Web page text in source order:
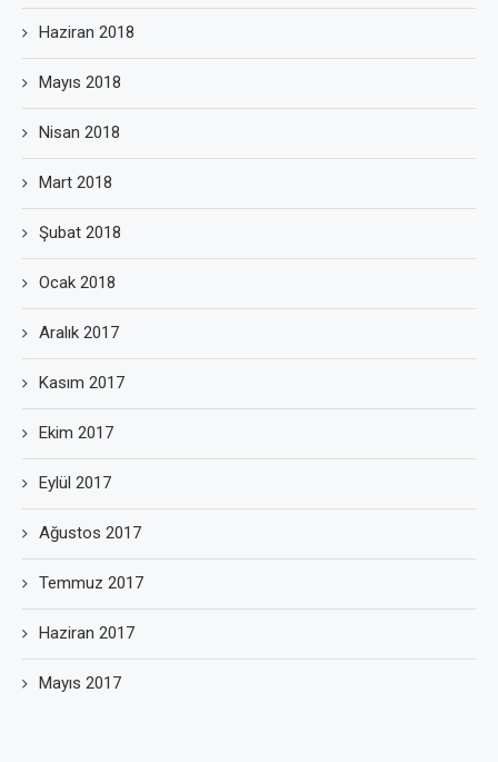
Haziran 2018
Mayıs 2018
Nisan 2018
Mart 2018
Şubat 2018
Ocak 2018
Aralık 2017
Kasım 2017
Ekim 2017
Eylül 2017
Ağustos 2017
Temmuz 2017
Haziran 2017
Mayıs 2017